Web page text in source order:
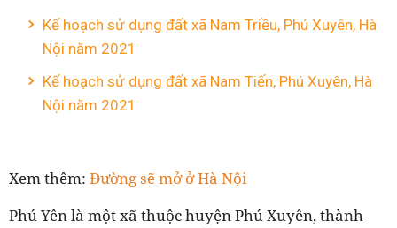
Kế hoạch sử dụng đất xã Nam Triều, Phú Xuyên, Hà
Nội năm 2021
Kế hoạch sử dụng đất xã Nam Tiến, Phú Xuyên, Hà
Nội năm 2021
Xem thêm: Đường sẽ mở ở Hà Nội
Phú Yên là một xã thuộc huyện Phú Xuyên, thành